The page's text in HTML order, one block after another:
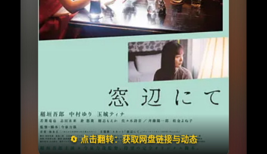
🔄 点击翻转：获取网盘链接与动态
失效请反馈
🧧️
天天领红包